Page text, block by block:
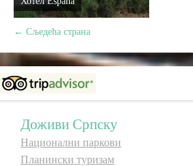
← Сљедећа страна
Доживи Српску
Национални паркови
Планински туризам